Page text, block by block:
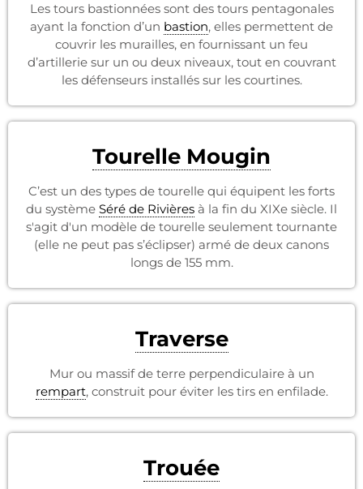
Les tours bastionnées sont des tours pentagonales
ayant la fonction d’un bastion, elles permettent de
couvrir les murailles, en fournissant un feu
d’artillerie sur un ou deux niveaux, tout en couvrant
les défenseurs installés sur les courtines.
Tourelle Mougin
C’est un des types de tourelle qui équipent les forts
du système Séré de Rivières à la fin du XIXe siècle. Il
s'agit d'un modèle de tourelle seulement tournante
(elle ne peut pas s’éclipser) armé de deux canons
longs de 155 mm.
Traverse
Mur ou massif de terre perpendiculaire à un
rempart, construit pour éviter les tirs en enfilade.
Trouée